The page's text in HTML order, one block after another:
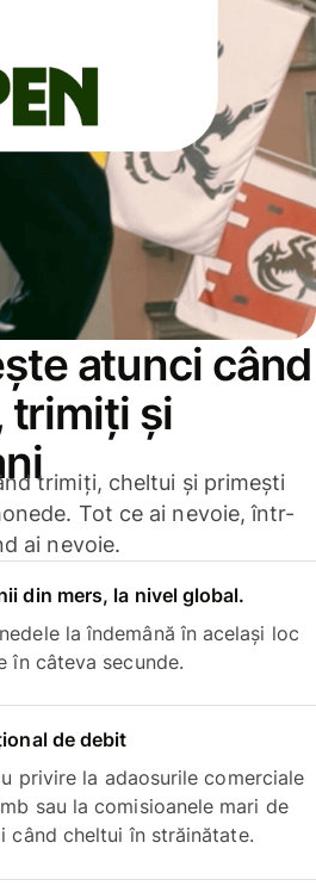
atunci când
trimiți și
trimiți, cheltui și primești
Tot ce ai nevoie, într-
ai nevoie.
din mers, la nivel global.
la îndemână în același loc
în câteva secunde.
de debit
privire la adaosurile comerciale
sau la comisioanele mari de
când cheltui în străinătate.